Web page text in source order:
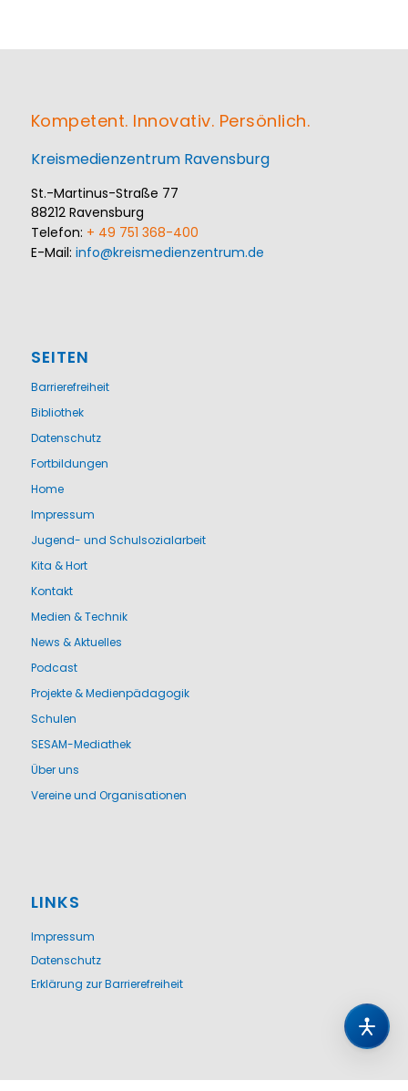
Kompetent. Innovativ. Persönlich.
Kreismedienzentrum Ravensburg
St.-Martinus-Straße 77
88212 Ravensburg
Telefon: + 49 751 368-400
E-Mail: info@kreismedienzentrum.de
SEITEN
Barrierefreiheit
Bibliothek
Datenschutz
Fortbildungen
Home
Impressum
Jugend- und Schulsozialarbeit
Kita & Hort
Kontakt
Medien & Technik
News & Aktuelles
Podcast
Projekte & Medienpädagogik
Schulen
SESAM-Mediathek
Über uns
Vereine und Organisationen
LINKS
Impressum
Datenschutz
Erklärung zur Barrierefreiheit